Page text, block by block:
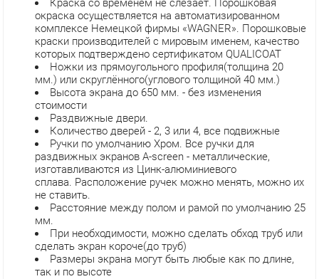
Краска со временем не слезает. Порошковая
окраска осуществляется на автоматизированном
комплексе Немецкой фирмы «WAGNER». Порошковые
краски производителей с мировым именем, качество
которых подтверждено сертификатом QUALICOAT
Ножки из прямоугольного профиля(толщина 20
мм.) или скруглённого(углового толщиной 40 мм.)
Высота экрана до 650 мм. - без изменения
стоимости
Раздвижные двери.
Количество дверей - 2, 3 или 4, все подвижные
Ручки по умолчанию Хром. Все ручки для
раздвижных экранов A-screen - металлические,
изготавливаются из Цинк-алюминиевого
сплава. Расположение ручек можно менять, можно их
не ставить.
Расстояние между полом и рамой по умолчанию 25
мм.
При необходимости, можно сделать обход труб или
сделать экран короче(до труб)
Размеры экрана могут быть любые как по длине,
так и по высоте